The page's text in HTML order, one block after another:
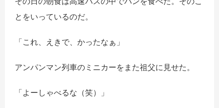
とをいっているのだ。
「これ、えきで、かったなぁ」
アンパンマン列車のミニカーをまた祖父に見せた。
「よーしゃべるな（笑）」